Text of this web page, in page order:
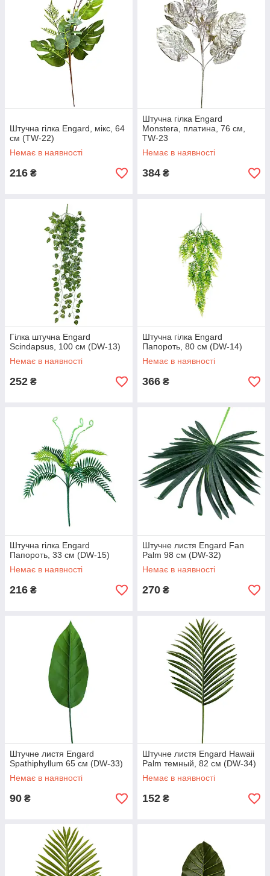
Штучна гілка Engard, мікс, 64
см (TW-22)
Немає в наявності
216 ₴
Штучна гілка Engard
Monstera, платина, 76 см,
TW-23
Немає в наявності
384 ₴
Гілка штучна Engard
Scindapsus, 100 см (DW-13)
Немає в наявності
252 ₴
Штучна гілка Engard
Папороть, 80 см (DW-14)
Немає в наявності
366 ₴
Штучна гілка Engard
Папороть, 33 см (DW-15)
Немає в наявності
216 ₴
Штучне листя Engard Fan
Palm 98 см (DW-32)
Немає в наявності
270 ₴
Штучне листя Engard
Spathiphyllum 65 см (DW-33)
Немає в наявності
90 ₴
Штучне листя Engard Hawaii
Palm темный, 82 см (DW-34)
Немає в наявності
152 ₴